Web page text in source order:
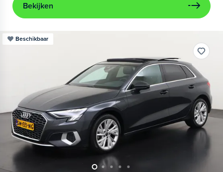
Bekijken
Beschikbaar